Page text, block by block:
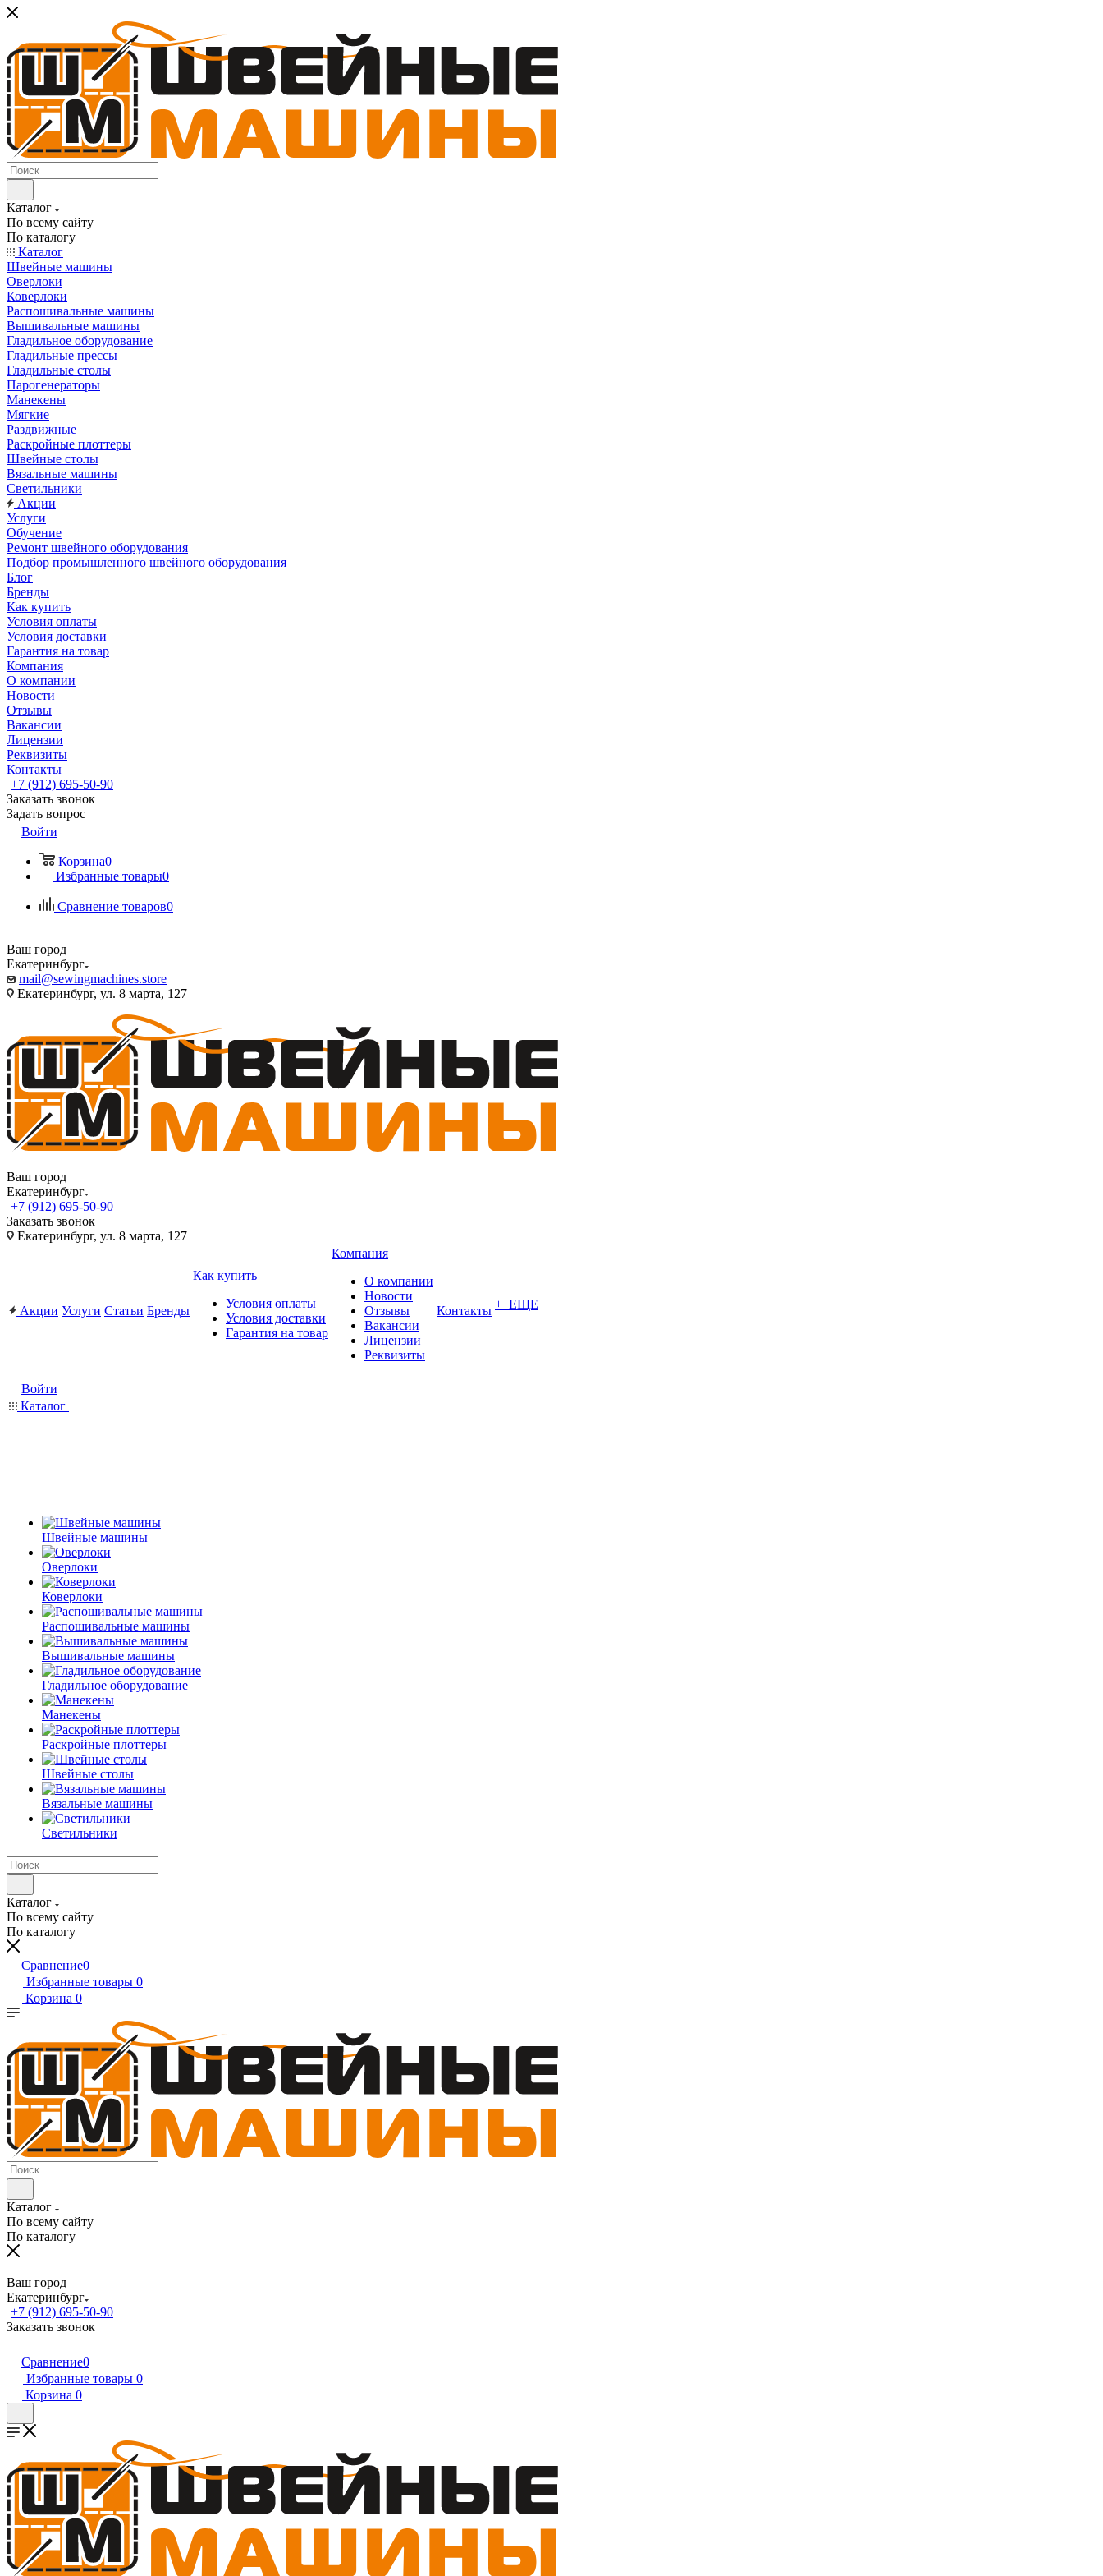
Каталог
По всему сайту
По каталогу
Каталог
Швейные машины
Оверлоки
Коверлоки
Распошивальные машины
Вышивальные машины
Гладильное оборудование
Гладильные прессы
Гладильные столы
Парогенераторы
Манекены
Мягкие
Раздвижные
Раскройные плоттеры
Швейные столы
Вязальные машины
Светильники
Акции
Услуги
Обучение
Ремонт швейного оборудования
Подбор промышленного швейного оборудования
Блог
Бренды
Как купить
Условия оплаты
Условия доставки
Гарантия на товар
Компания
О компании
Новости
Отзывы
Вакансии
Лицензии
Реквизиты
Контакты
+7 (912) 695-50-90
Заказать звонок
Задать вопрос
Войти
Корзина0
Избранные товары0
Сравнение товаров0
Ваш город
Екатеринбург
mail@sewingmachines.store
Екатеринбург, ул. 8 марта, 127
Ваш город
Екатеринбург
+7 (912) 695-50-90
Заказать звонок
Екатеринбург, ул. 8 марта, 127
Акции Услуги Статьи Бренды
Как купить
Условия оплаты
Условия доставки
Гарантия на товар
Компания
О компании
Новости
Отзывы
Вакансии
Лицензии
Реквизиты
Контакты + ЕЩЕ
Войти
Каталог
Швейные машины
Оверлоки
Коверлоки
Распошивальные машины
Вышивальные машины
Гладильное оборудование
Манекены
Раскройные плоттеры
Швейные столы
Вязальные машины
Светильники
Каталог
По всему сайту
По каталогу
Сравнение0
Избранные товары 0
Корзина 0
Каталог
По всему сайту
По каталогу
Ваш город
Екатеринбург
+7 (912) 695-50-90
Заказать звонок
Сравнение0
Избранные товары 0
Корзина 0